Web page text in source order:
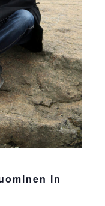
in